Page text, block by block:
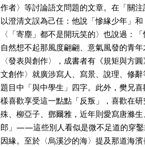
作者〉等討論語文問題的文章。在「關
以澄清文誤為己任：他說「慘緣少年」
〈「寄塵」都不是開玩笑的〉也說過：
自然想不起那風度翩翩、意氣風發的青
〈發表與創作〉，成書者有《規矩與方
文創作〉就廣涉寫人、寫景、說理、修
題目中「與中學生」四字。此外，樊兄
樣喜歡享受這一點點「反叛」，喜歡在
殊、柳亞子、鄧爾雅，近年則愛寫唐滌
郎」——這些別人看似是微不足道的穿鑿
因緣。至於〈烏溪沙的海〉提及那道海